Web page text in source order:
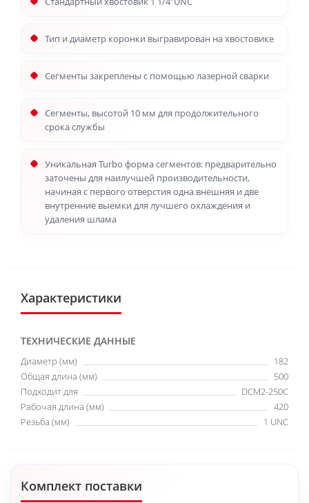
Тип и диаметр коронки выгравирован на хвостовике
Сегменты закреплены с помощью лазерной сварки
Сегменты, высотой 10 мм для продолжительного
срока службы
Уникальная Turbo форма сегментов: предварительно
заточены для наилучшей производительности,
начиная с первого отверстия одна внешняя и две
внутренние выемки для лучшего охлаждения и
удаления шлама
Характеристики
ТЕХНИЧЕСКИЕ ДАННЫЕ
Диаметр (мм)
182
Общая длина (мм)
500
Подходит для
DCM2-250C
Рабочая длина (мм)
420
Резьба (мм)
1 UNC
Комплект поставки